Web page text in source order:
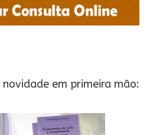
novidade em primeira mão: